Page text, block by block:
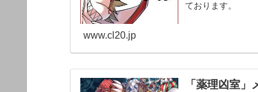
ております。
www.cl20.jp
「薬理凶室